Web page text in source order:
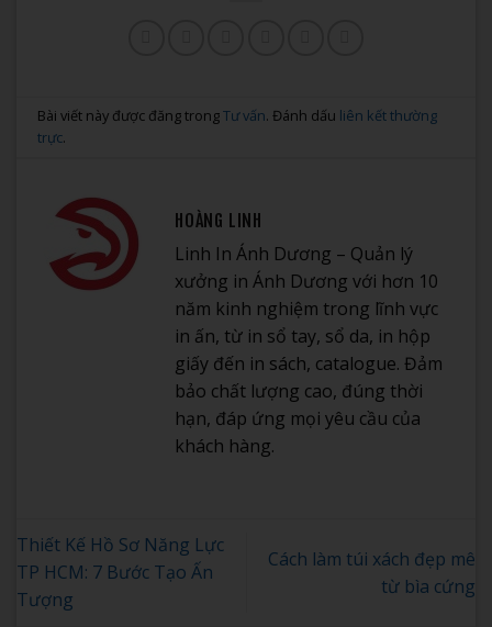
Bài viết này được đăng trongTư vấn. Đánh dấu liên kết thường
trực.
HOÀNG LINH
Linh In Ánh Dương – Quản lý
xưởng in Ánh Dương với hơn 10
năm kinh nghiệm trong lĩnh vực
in ấn, từ in sổ tay, sổ da, in hộp
giấy đến in sách, catalogue. Đảm
bảo chất lượng cao, đúng thời
hạn, đáp ứng mọi yêu cầu của
khách hàng.
Thiết Kế Hồ Sơ Năng Lực
TP HCM: 7 Bước Tạo Ấn
Tượng
Cách làm túi xách đẹp mê
từ bìa cứng